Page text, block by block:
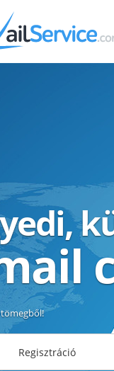
Regisztráció